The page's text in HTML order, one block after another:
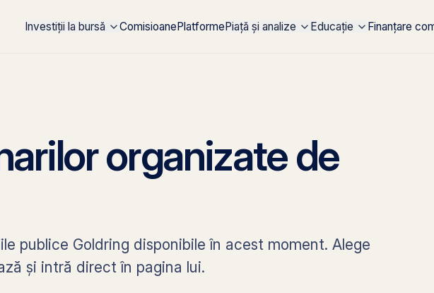
Investiții la bursă ComisioanePlatformePiață și analize Educație Finanțare
organizate de
publice Goldring disponibile în acest moment. Alege
și intră direct în pagina lui.